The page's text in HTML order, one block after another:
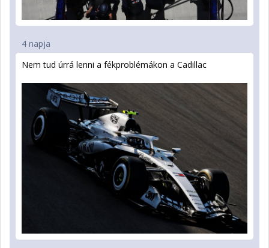
4 napja
Nem tud úrrá lenni a fékproblémákon a Cadillac